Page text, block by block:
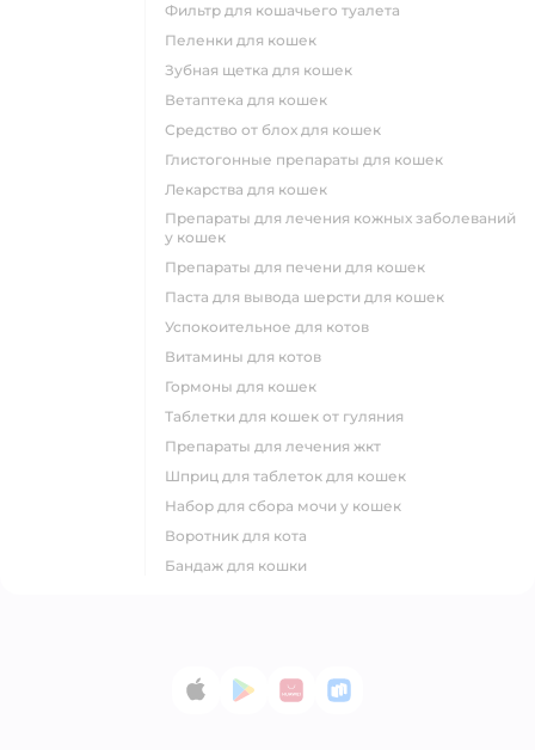
фильтр для кошачьего туалета
пеленки для кошек
зубная щетка для кошек
ветаптека для кошек
средство от блох для кошек
глистогонные препараты для кошек
лекарства для кошек
препараты для лечения кожных заболеваний
у кошек
препараты для печени для кошек
паста для вывода шерсти для кошек
успокоительное для котов
витамины для котов
гормоны для кошек
таблетки для кошек от гуляния
препараты для лечения жкт
шприц для таблеток для кошек
набор для сбора мочи у кошек
воротник для кота
бандаж для кошки
App StoreGoogle Play
AppGallery
RuStore